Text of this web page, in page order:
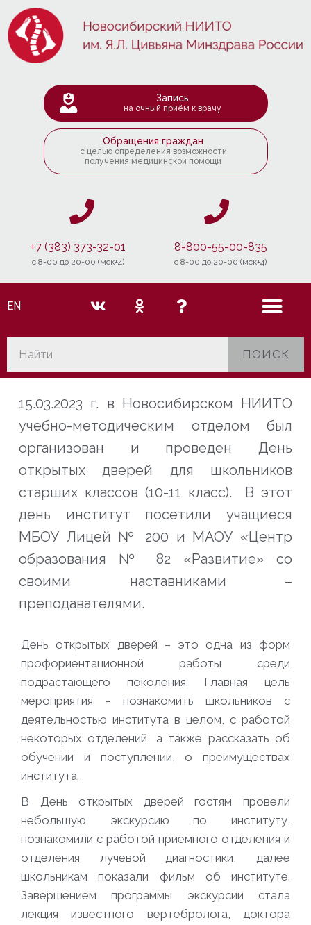
Запись
на очный приём к врачу
Обращения граждан
с целью определения возможности
получения медицинской помощи
+7 (383) 373-32-01
c 8-00 до 20-00 (мск+4)
8-800-55-00-835
c 8-00 до 20-00 (мск+4)
EN
ПОИСК
15.03.2023 г. в Новосибирском НИИТО
учебно-методическим отделом был
организован и проведен День
открытых дверей для школьников
старших классов (10-11 класс). В этот
день институт посетили учащиеся
МБОУ Лицей № 200 и МАОУ «Центр
образования № 82 «Развитие» со
своими наставниками –
преподавателями.
День открытых дверей – это одна из форм
профориентационной работы среди
подрастающего поколения. Главная цель
мероприятия – познакомить школьников с
деятельностью института в целом, с работой
некоторых отделений, а также рассказать об
обучении и поступлении, о преимуществах
института.
В День открытых дверей гостям провели
небольшую экскурсию по институту,
познакомили с работой приемного отделения и
отделения лучевой диагностики, далее
школьникам показали фильм об институте.
Завершением программы экскурсии стала
лекция известного вертебролога, доктора